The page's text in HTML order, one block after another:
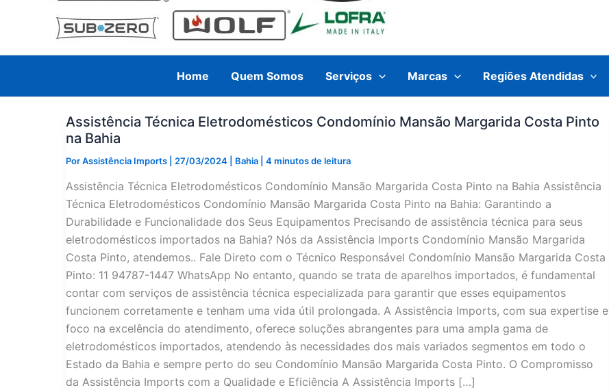
Home Quem Somos Serviços Marcas Regiões Atendidas
Assistência Técnica Eletrodomésticos Condomínio Mansão Margarida Costa Pinto
na Bahia
PorAssistência Imports 27/03/2024 Bahia 4 minutos de leitura
Assistência Técnica Eletrodomésticos Condomínio Mansão Margarida Costa Pinto na Bahia Assistência
Técnica Eletrodomésticos Condomínio Mansão Margarida Costa Pinto na Bahia: Garantindo a
Durabilidade e Funcionalidade dos Seus Equipamentos Precisando de assistência técnica para seus
eletrodomésticos importados na Bahia? Nós da Assistência Imports Condomínio Mansão Margarida
Costa Pinto, atendemos.. Fale Direto com o Técnico Responsável Condomínio Mansão Margarida Costa
Pinto: 11 94787-1447 WhatsApp No entanto, quando se trata de aparelhos importados, é fundamental
contar com serviços de assistência técnica especializada para garantir que esses equipamentos
funcionem corretamente e tenham uma vida útil prolongada. A Assistência Imports, com sua expertise e
foco na excelência do atendimento, oferece soluções abrangentes para uma ampla gama de
eletrodomésticos importados, atendendo às necessidades dos mais variados segmentos em todo o
Estado da Bahia e sempre perto do seu Condomínio Mansão Margarida Costa Pinto. O Compromisso
da Assistência Imports com a Qualidade e Eficiência A Assistência Imports […]